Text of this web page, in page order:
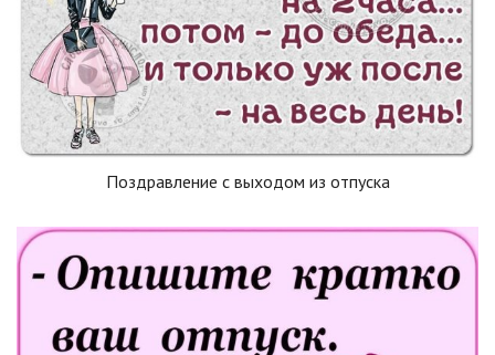
Поздравление с выходом из отпуска